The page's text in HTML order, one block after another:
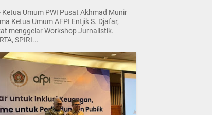
Ketua Umum PWI Pusat Akhmad Munir
Ketua Umum AFPI Entjik S. Djafar,
menggelar Workshop Jurnalistik.
SPIRI...